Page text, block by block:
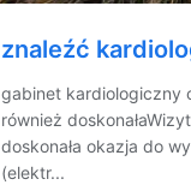
znaleźć
gabinet kardiologiczny
również
doskonała okazja do
(elektr...